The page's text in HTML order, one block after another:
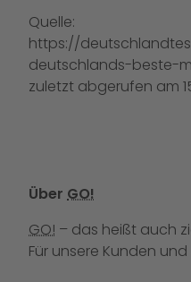
Quelle:
https://
deutschlands-beste-
zuletzt abgerufen am
Über GO!
GO! – das heißt auch
Für unsere Kunden